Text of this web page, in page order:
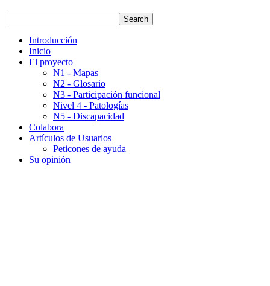
Introducción
Inicio
El proyecto
N1 - Mapas
N2 - Glosario
N3 - Participación funcional
Nivel 4 - Patologías
N5 - Discapacidad
Colabora
Artículos de Usuarios
Peticones de ayuda
Su opinión